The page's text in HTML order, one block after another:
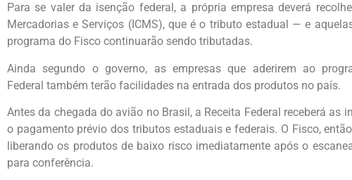
Para se valer da isenção federal, a própria empresa deverá
Mercadorias e Serviços (ICMS), que é o tributo estadual — e
programa do Fisco continuarão sendo tributadas.
Ainda segundo o governo, as empresas que aderirem ao
Federal também terão facilidades na entrada dos produtos no país.
Antes da chegada do avião no Brasil, a Receita Federal receberá as
o pagamento prévio dos tributos estaduais e federais. O Fisco,
liberando os produtos de baixo risco imediatamente após o
para conferência.